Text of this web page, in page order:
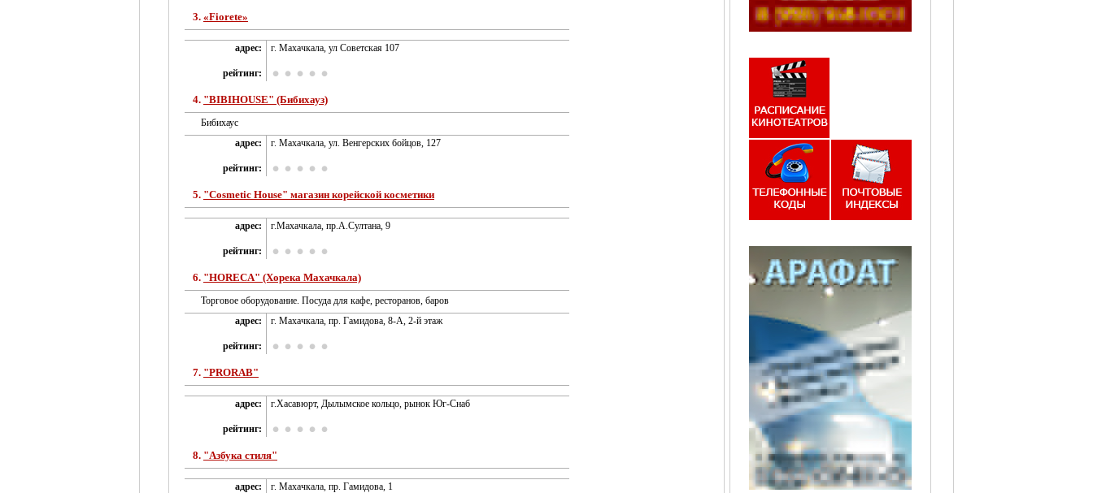
3. «Fiorete»
адрес: г. Махачкала, ул Советская 107
рейтинг:
4. "BIBIHOUSE" (Бибихауз)
Бибихаус
адрес:
г. Махачкала, ул. Венгерских бойцов, 127
рейтинг:
5. "Cosmetic House" магазин корейской косметики
адрес: г.Махачкала, пр.А.Султана, 9
рейтинг:
6. "HORECA" (Хорека Махачкала)
Торговое оборудование. Посуда для кафе, ресторанов, баров
адрес:
г. Махачкала, пр. Гамидова, 8-А, 2-й этаж
рейтинг:
7. "PRORAB"
адрес: г.Хасавюрт, Дылымское кольцо, рынок Юг-Снаб
рейтинг:
8. "Азбука стиля"
адрес: г. Махачкала, пр. Гамидова, 1